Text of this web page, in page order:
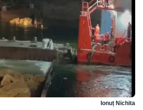
Ionuț Nichita